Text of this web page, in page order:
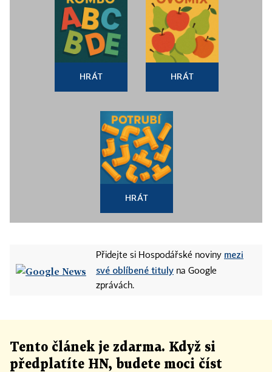
HRÁT HRÁT
HRÁT
Přidejte si Hospodářské noviny mezi
své oblíbené tituly na Google
zprávách.
Tento článek je zdarma. Když si
předplatíte HN, budete moci číst